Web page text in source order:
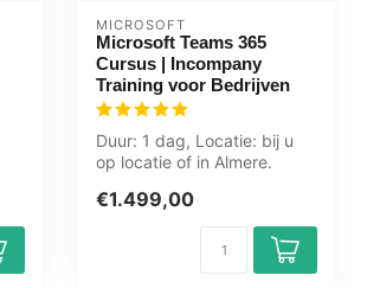
MICROSOFT
Microsoft Teams 365
Cursus | Incompany
Training voor Bedrijven
Duur: 1 dag, Locatie: bij u
op locatie of in Almere.
Utrecht....
€1.499,00